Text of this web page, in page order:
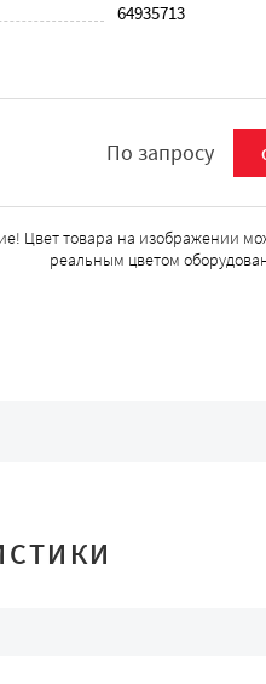
64935713
По запросу
Цвет товара на изображении
реальным цветом